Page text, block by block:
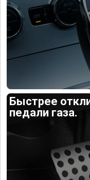
Быстрее
педали газа.